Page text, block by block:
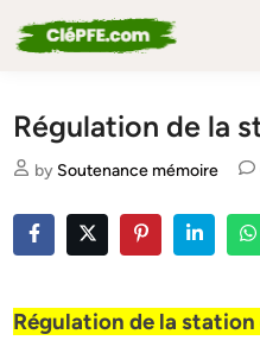
to
Régulation de la
by Soutenance mémoire
Régulation de la station